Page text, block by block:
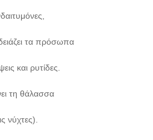
τα πρόσωπα
και ρυτίδες.
τη θάλασσα
νύχτες).